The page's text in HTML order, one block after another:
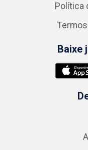
Política
Baixe